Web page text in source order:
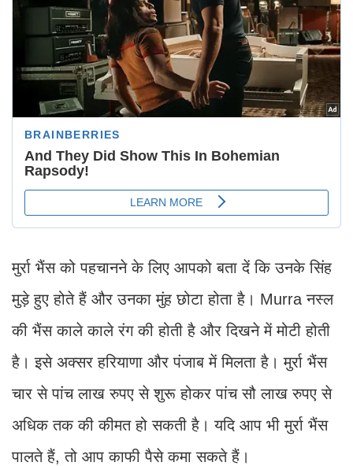
मुर्रा भैंस को पहचानने के लिए आपको बता दें कि उनके सिंह
मुड़े हुए होते हैं और उनका मुंह छोटा होता है। Murra नस्ल
की भैंस काले काले रंग की होती है और दिखने में मोटी होती
है। इसे अक्सर हरियाणा और पंजाब में मिलता है। मुर्रा भैंस
चार से पांच लाख रुपए से शुरू होकर पांच सौ लाख रुपए से
अधिक तक की कीमत हो सकती है। यदि आप भी मुर्रा भैंस
पालते हैं, तो आप काफी पैसे कमा सकते हैं।